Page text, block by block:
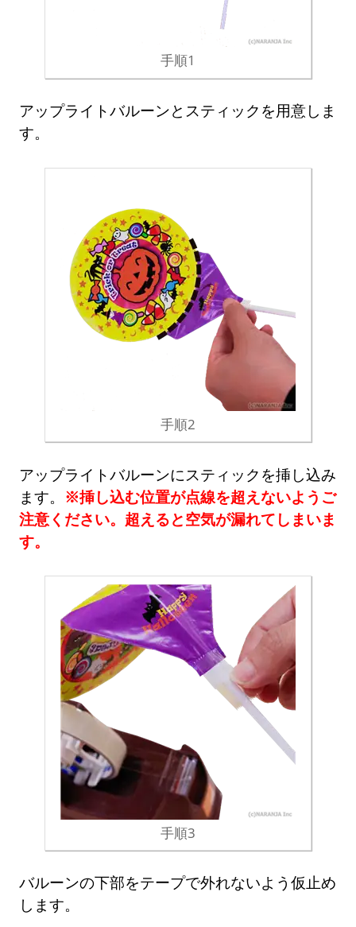
手順1
アップライトバルーンとスティックを用意しま
す。
手順2
アップライトバルーンにスティックを挿し込み
ます。 ※挿し込む位置が点線を超えないようご
注意ください。超えると空気が漏れてしまいま
す。
手順3
バルーンの下部をテープで外れないよう仮止め
します。